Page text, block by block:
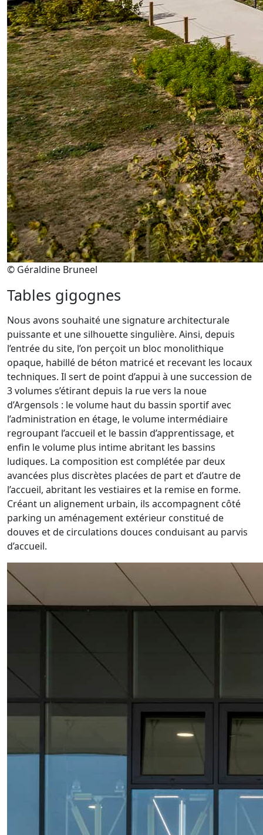
© Géraldine Bruneel
Tables gigognes
Nous avons souhaité une signature architecturale
puissante et une silhouette singulière. Ainsi, depuis
l’entrée du site, l’on perçoit un bloc monolithique
opaque, habillé de béton matricé et recevant les locaux
techniques. Il sert de point d’appui à une succession de
3 volumes s’étirant depuis la rue vers la noue
d’Argensols : le volume haut du bassin sportif avec
l’administration en étage, le volume intermédiaire
regroupant l’accueil et le bassin d’apprentissage, et
enfin le volume plus intime abritant les bassins
ludiques. La composition est complétée par deux
avancées plus discrètes placées de part et d’autre de
l’accueil, abritant les vestiaires et la remise en forme.
Créant un alignement urbain, ils accompagnent côté
parking un aménagement extérieur constitué de
douves et de circulations douces conduisant au parvis
d’accueil.